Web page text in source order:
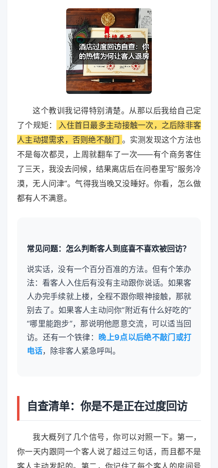
这个教训我记得特别清楚。从那以后我给自己定
了个规矩：
入住首日最多主动接触一次，之后除非客
人主动提需求，否则绝不敲门 。实测发现这个方法也
不是每次都灵，上周就翻车了一次——有个商务客住
了三天，我没去问候，结果离店后在问卷里写“服务冷
漠，无人问津”。气得我当晚又没睡好。你看，怎么做
都有人不满意。
常见问题：怎么判断客人到底喜不喜欢被回访？
说实话，没有一个百分百准的方法。但有个笨办
法：看客人入住后有没有主动跟你说话。如果客
人办完手续就上楼，全程不跟你眼神接触，那就
别去了。如果客人主动问你“附近有什么好吃的”
“哪里能跑步”，那说明他愿意交流，可以适当回
访。还有一个铁律： 晚上9点以后绝不敲门或打
电话，除非客人紧急呼叫。
自查清单：你是不是正在过度回访
我大概列了几个信号，你可以对照一下。第一，
你一天内跟同一个客人说了超过三句话，而且都不是